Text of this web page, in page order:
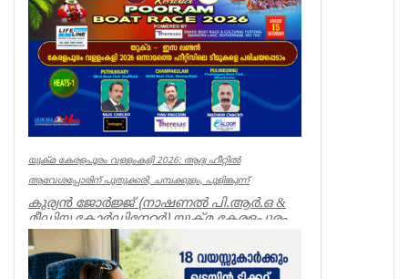
യുക്മ കേരളപൂരം വള്ളംകളി 2026: ആദ്യ ഹീറ്റിൽ
ആവേശപ്പോരിന് പുതുക്കരി, ചമ്പക്കുളം, പുളിങ്കുന്ന്
കുര്യൻ ജോർജ്ജ് (നാഷണൽ പി.ആർ.ഒ &
മീഡിയ കോർഡിനേറ്റർ) യുക്മ കേരളപൂരം
വള്ളംകളി 2026-ന്റെ ആവേശ...
Breaking News